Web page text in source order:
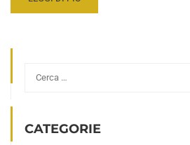
MORE
SCHEDE
CATEGORIE